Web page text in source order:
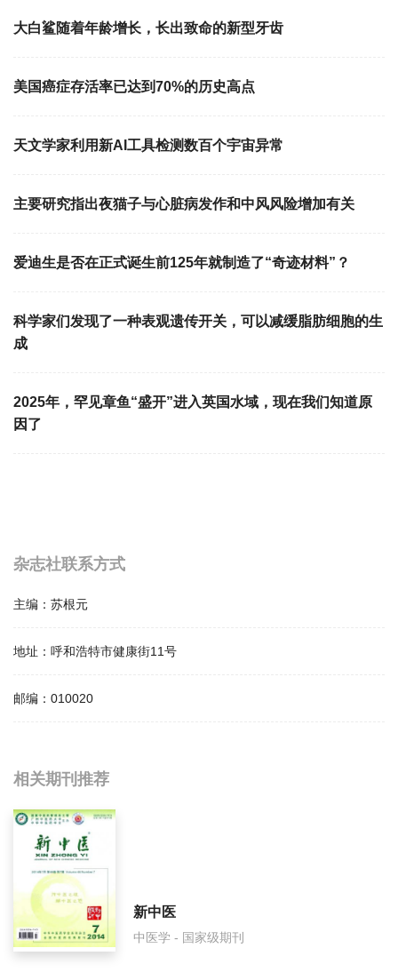
大白鲨随着年龄增长，长出致命的新型牙齿
美国癌症存活率已达到70%的历史高点
天文学家利用新AI工具检测数百个宇宙异常
主要研究指出夜猫子与心脏病发作和中风风险增加有关
爱迪生是否在正式诞生前125年就制造了“奇迹材料”？
科学家们发现了一种表观遗传开关，可以减缓脂肪细胞的生
成
2025年，罕见章鱼“盛开”进入英国水域，现在我们知道原
因了
杂志社联系方式
主编： 苏根元
地址： 呼和浩特市健康街11号
邮编： 010020
相关提问
内蒙古中医药影响因子是多少？
内蒙古中医药怎么样？
内蒙古中医药面费如何收取？
内蒙古中医药是什么级别刊物？
相关期刊推荐
新中医
中医学 - 国家级期刊